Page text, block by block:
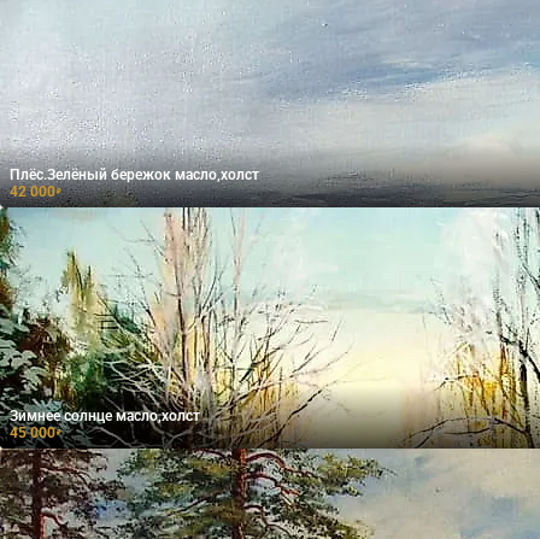
Плёс.Зелёный бережок масло,холст
42 000₽
Зимнее солнце масло,холст
45 000₽